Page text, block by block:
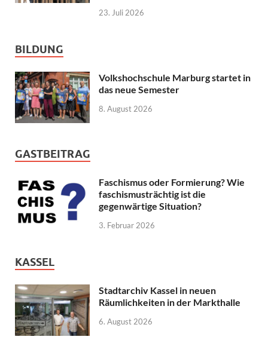
23. Juli 2026
BILDUNG
Volkshochschule Marburg startet in
das neue Semester
8. August 2026
GASTBEITRAG
Faschismus oder Formierung? Wie
faschismusträchtig ist die
gegenwärtige Situation?
3. Februar 2026
KASSEL
Stadtarchiv Kassel in neuen
Räumlichkeiten in der Markthalle
6. August 2026